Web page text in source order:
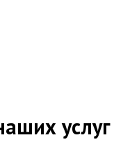
услуг